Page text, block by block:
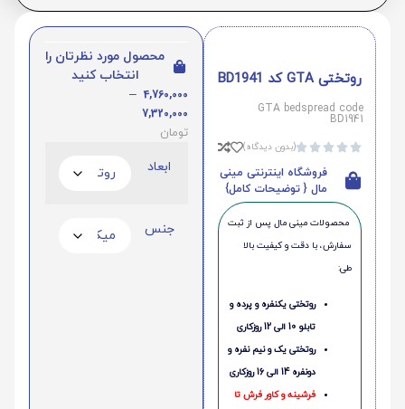
روتختی GTA کد BD1941
GTA bedspread code
BD1941




(بدون دیدگاه)
فروشگاه اینترنتی مینی
مال { توضیحات کامل}
محصولات مینی‌ مال پس از ثبت
سفارش، با دقت و کیفیت بالا
طی:
روتختی یکنفره و پرده و
تابلو 10 الی 12 روزکاری
روتختی یک و نیم نفره و
دونفره 14 الی 16 روزکاری
فرشینه و کاور فرش تا
محصول مورد نظرتان را
انتخاب کنید
4,760,000
–
7,320,000
تومان
ابعاد
جنس